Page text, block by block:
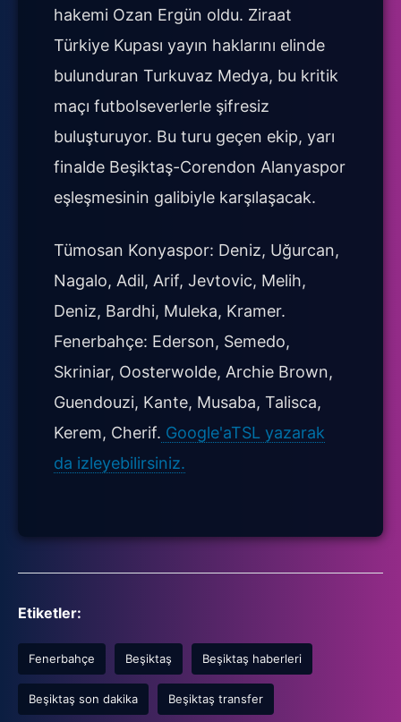
hakemi Ozan Ergün oldu. Ziraat
Türkiye Kupası yayın haklarını elinde
bulunduran Turkuvaz Medya, bu kritik
maçı futbolseverlerle şifresiz
buluşturuyor. Bu turu geçen ekip, yarı
finalde Beşiktaş-Corendon Alanyaspor
eşleşmesinin galibiyle karşılaşacak.
Tümosan Konyaspor: Deniz, Uğurcan,
Nagalo, Adil, Arif, Jevtovic, Melih,
Deniz, Bardhi, Muleka, Kramer.
Fenerbahçe: Ederson, Semedo,
Skriniar, Oosterwolde, Archie Brown,
Guendouzi, Kante, Musaba, Talisca,
Kerem, Cherif. Google'aTSL yazarak
da izleyebilirsiniz.
Etiketler:
Fenerbahçe Beşiktaş Beşiktaş haberleri
Beşiktaş son dakika Beşiktaş transfer